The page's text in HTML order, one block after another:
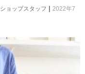
ショップスタッフ | 2022年7